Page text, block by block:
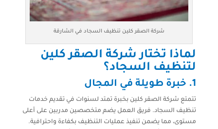
شركة الصقر كلين تنظيف السجاد في الشارقة
لماذا تختار شركة الصقر كلين
لتنظيف السجاد؟
1. خبرة طويلة في المجال
تتمتع شركة الصقر كلين بخبرة تمتد لسنوات في تقديم خدمات
تنظيف السجاد. فريق العمل يضم متخصصين مدربين على أعلى
مستوى، مما يضمن تنفيذ عمليات التنظيف بكفاءة واحترافية.